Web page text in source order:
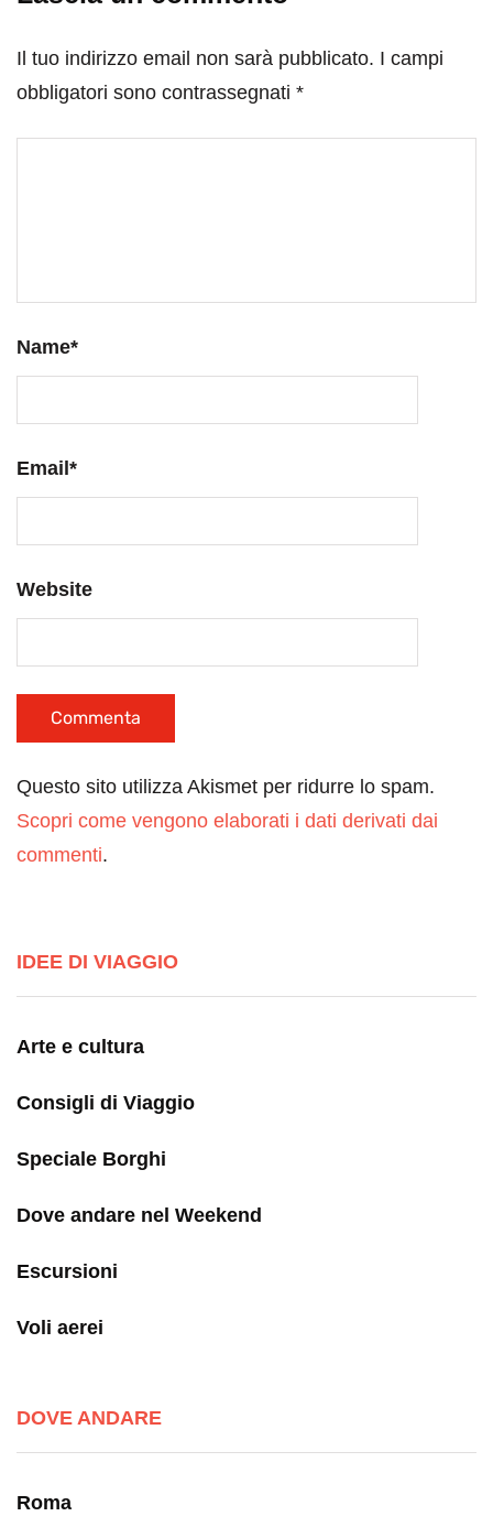
Il tuo indirizzo email non sarà pubblicato. I campi
obbligatori sono contrassegnati *
Name*
Email *
Website
Questo sito utilizza Akismet per ridurre lo spam.
Scopri come vengono elaborati i dati derivati dai
commenti.
IDEE DI VIAGGIO
Arte e cultura
Consigli di Viaggio
Speciale Borghi
Dove andare nel Weekend
Escursioni
Voli aerei
DOVE ANDARE
Roma